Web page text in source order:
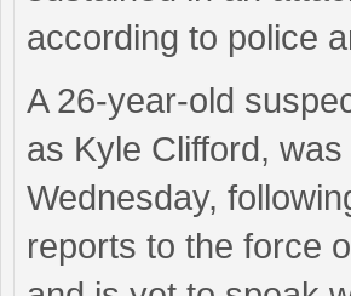
according to police
A 26-year-old
as Kyle Clifford,
Wednesday,
reports to the force